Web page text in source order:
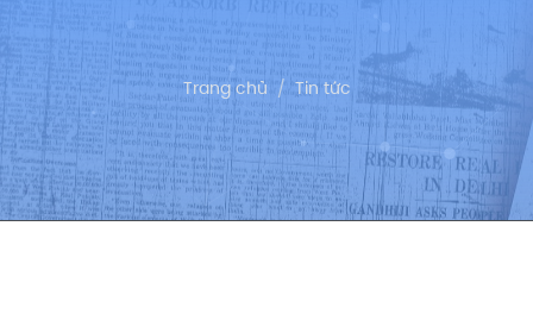
Trang chủ Tin tức